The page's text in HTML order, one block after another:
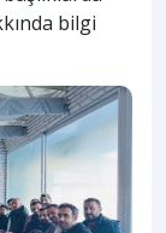
bilgi